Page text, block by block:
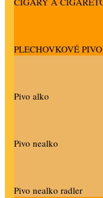
PLECHOVKOVÉ PIVO
Pivo alko
Pivo nealko
Pivo nealko radler